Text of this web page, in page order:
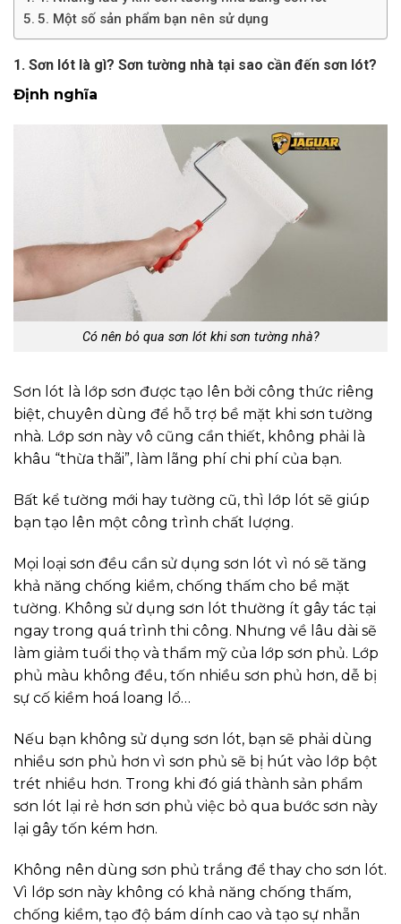
5. Một số sản phẩm bạn nên sử dụng
1. Sơn lót là gì? Sơn tường nhà tại sao cần đến sơn lót?
Định nghĩa
Có nên bỏ qua sơn lót khi sơn tường nhà?
Sơn lót là lớp sơn được tạo lên bởi công thức riêng
biệt, chuyên dùng để hỗ trợ bề mặt khi sơn tường
nhà. Lớp sơn này vô cũng cần thiết, không phải là
khâu “thừa thãi”, làm lãng phí chi phí của bạn.
Bất kể tường mới hay tường cũ, thì lớp lót sẽ giúp
bạn tạo lên một công trình chất lượng.
Mọi loại sơn đều cần sử dụng sơn lót vì nó sẽ tăng
khả năng chống kiềm, chống thấm cho bề mặt
tường. Không sử dụng sơn lót thường ít gây tác tại
ngay trong quá trình thi công. Nhưng về lâu dài sẽ
làm giảm tuổi thọ và thẩm mỹ của lớp sơn phủ. Lớp
phủ màu không đều, tốn nhiều sơn phủ hơn, dễ bị
sự cố kiềm hoá loang lổ…
Nếu bạn không sử dụng sơn lót, bạn sẽ phải dùng
nhiều sơn phủ hơn vì sơn phủ sẽ bị hút vào lớp bột
trét nhiều hơn. Trong khi đó giá thành sản phẩm
sơn lót lại rẻ hơn sơn phủ việc bỏ qua bước sơn này
lại gây tốn kém hơn.
Không nên dùng sơn phủ trắng để thay cho sơn lót.
Vì lớp sơn này không có khả năng chống thấm,
chống kiềm, tạo độ bám dính cao và tạo sự nhẵn